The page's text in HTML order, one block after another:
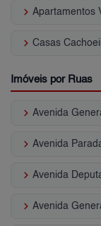
keyboard_arrow_right Apartamentos
keyboard_arrow_right Casas
Imóveis por Ruas
keyboard_arrow_right
keyboard_arrow_right Avenida
keyboard_arrow_right
keyboard_arrow_right